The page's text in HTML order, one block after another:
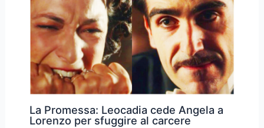
La Promessa: Leocadia cede Angela a
Lorenzo per sfuggire al carcere